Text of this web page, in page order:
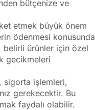
bütçenize ve
etmek büyük önem
ödenmesi konusunda
belirli ürünler için özel
gecikmeleri
sigorta işlemleri,
gerekecektir. Bu
faydalı olabilir.